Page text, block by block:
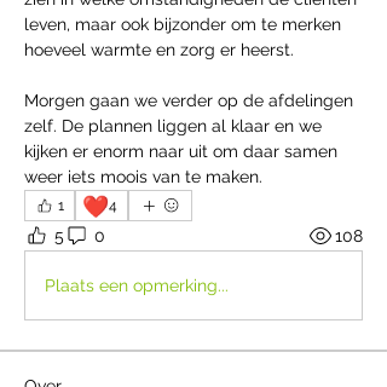
leven, maar ook bijzonder om te merken
hoeveel warmte en zorg er heerst.
Morgen gaan we verder op de afdelingen
zelf. De plannen liggen al klaar en we
kijken er enorm naar uit om daar samen
weer iets moois van te maken.
1 ❤️4
5 0 108
Plaats een opmerking...